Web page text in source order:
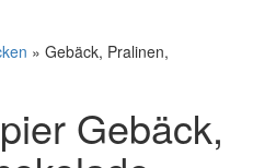
» Gebäck, Pralinen,
Gebäck,